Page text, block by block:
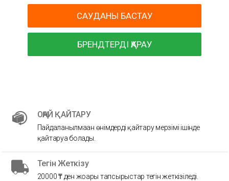
САУДАНЫ БАСТАУ
БРЕНДТЕРДІ ҚАРАУ
ОҢАЙ ҚАЙТАРУ
Пайдаланылмаған өнімдерді қайтару мерзімі ішінде
қайтаруға болады.
Тегін Жеткізу
20000 ₸ ден жоғары тапсырыстар тегін жеткізіледі.